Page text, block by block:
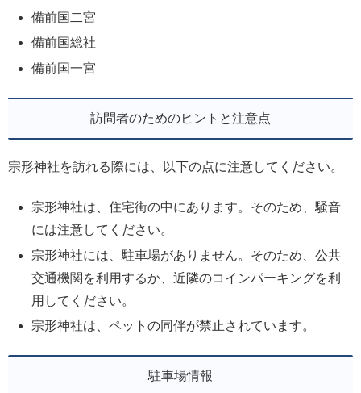
備前国二宮
備前国総社
備前国一宮
訪問者のためのヒントと注意点
宗形神社を訪れる際には、以下の点に注意してください。
宗形神社は、住宅街の中にあります。そのため、騒音
には注意してください。
宗形神社には、駐車場がありません。そのため、公共
交通機関を利用するか、近隣のコインパーキングを利
用してください。
宗形神社は、ペットの同伴が禁止されています。
駐車場情報